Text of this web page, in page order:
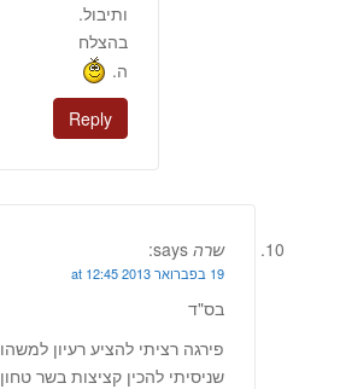
ותיבול.
בהצלח
ה.
Reply
שרה says:
19 בפברואר 2013 at 12:45
בס"ד
פירגה רציתי להציע רעיון למשהו
שניסיתי להכין קציצות בשר טחון